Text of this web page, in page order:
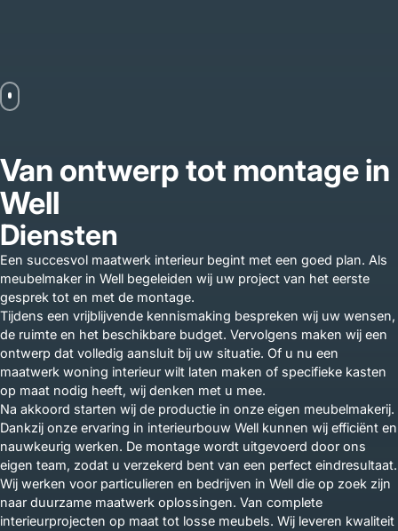
Van ontwerp tot montage in
Well
Diensten
Een succesvol maatwerk interieur begint met een goed plan. Als
meubelmaker in Well begeleiden wij uw project van het eerste
gesprek tot en met de montage.
Tijdens een vrijblijvende kennismaking bespreken wij uw wensen,
de ruimte en het beschikbare budget. Vervolgens maken wij een
ontwerp dat volledig aansluit bij uw situatie. Of u nu een
maatwerk woning interieur wilt laten maken of specifieke kasten
op maat nodig heeft, wij denken met u mee.
Na akkoord starten wij de productie in onze eigen meubelmakerij.
Dankzij onze ervaring in interieurbouw Well kunnen wij efficiënt en
nauwkeurig werken. De montage wordt uitgevoerd door ons
eigen team, zodat u verzekerd bent van een perfect eindresultaat.
Wij werken voor particulieren en bedrijven in Well die op zoek zijn
naar duurzame maatwerk oplossingen. Van complete
interieurprojecten op maat tot losse meubels. Wij leveren kwaliteit